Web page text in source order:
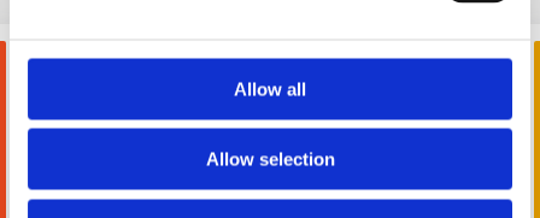
Allow all
Allow selection